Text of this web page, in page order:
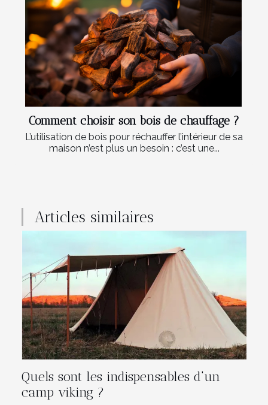
Comment choisir son bois de chauffage ?
L’utilisation de bois pour réchauffer l’intérieur de sa
maison n’est plus un besoin : c’est une...
Articles similaires
Quels sont les indispensables d'un
camp viking ?